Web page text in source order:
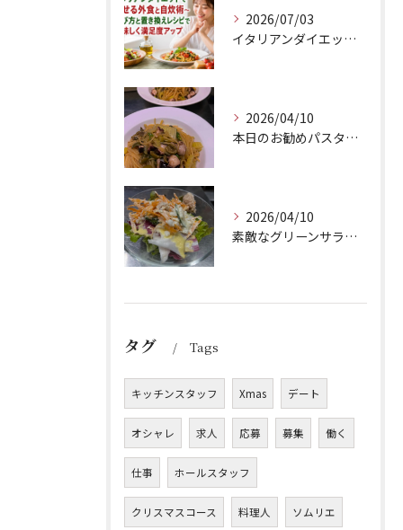
2026/07/03
イタリアンダイエットで痩せる外食と自炊術〜選び方と置き換えレシピで美味しく満足度アップ
2026/04/10
本日のお勧めパスタは、シェフのきまぐれが光る特製ペペロンチー...
2026/04/10
素敵なグリーンサラダのご紹介です！Barry'sのランチセッ...
タグ Tags
キッチンスタッフ Xmas デート
オシャレ 求人 応募 募集 働く
仕事 ホールスタッフ
クリスマスコース 料理人 ソムリエ